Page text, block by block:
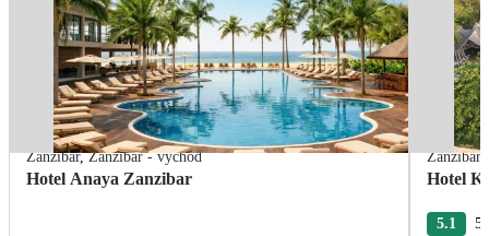
Zanzibar,Zanzibar - východ
Hotel Anaya Zanzibar
Zanzibar
Hotel
5.1